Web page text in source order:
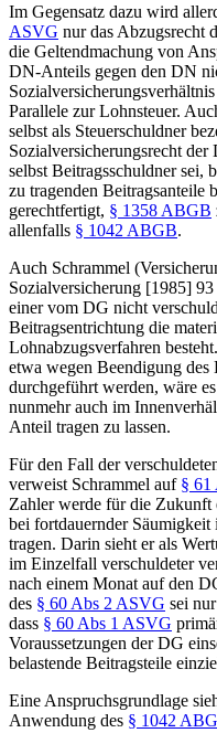
Im Gegensatz dazu wird
ASVG nur das Abzugsrecht
die Geltendmachung von
DN-Anteils gegen den DN
Sozialversicherungsverhältnis
Parallele zur Lohnsteuer.
selbst als Steuerschuldner
Sozialversicherungsrecht
selbst Beitragsschuldner sei,
zu tragenden Beitragsanteile
gerechtfertigt, § 1358 ABGB
allenfalls § 1042 ABGB.
Auch Schrammel (
Sozialversicherung [1985] 93
einer vom DG nicht
Beitragsentrichtung die
Lohnabzugsverfahren
etwa wegen Beendigung des
durchgeführt werden, wäre
nunmehr auch im
Anteil tragen zu lassen.
Für den Fall der
verweist Schrammel auf § 61
Zahler werde für die Zukunft
bei fortdauernder
tragen. Darin sieht er als
im Einzelfall verschuldeter
nach einem Monat auf den
des § 60 Abs 2 ASVG sei
dass § 60 Abs 1 ASVG
Voraussetzungen der DG
belastende Beitragsteile
Eine Anspruchsgrundlage
Anwendung des § 1042